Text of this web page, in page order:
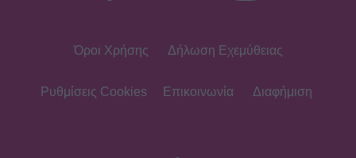
Όροι Χρήσης Δήλωση Εχεμύθειας
Ρυθμίσεις Cookies Επικοινωνία Διαφήμιση